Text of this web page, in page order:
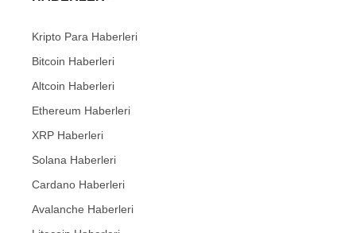
Kripto Para Haberleri
Bitcoin Haberleri
Altcoin Haberleri
Ethereum Haberleri
XRP Haberleri
Solana Haberleri
Cardano Haberleri
Avalanche Haberleri